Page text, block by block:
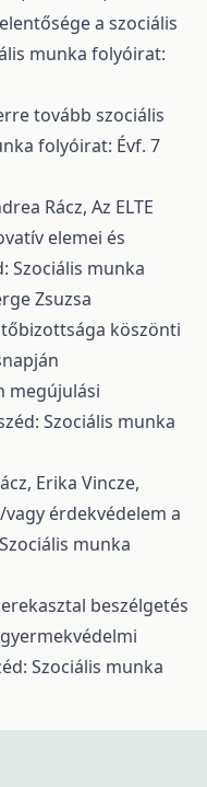
a szociális
munka folyóirat:
tovább szociális
folyóirat: Évf. 7
Rácz, Az ELTE
elemei és
Szociális munka
Zsuzsa
köszönti
megújulási
Szociális munka
Erika Vincze,
érdekvédelem a
munka
beszélgetés
gyermekvédelmi
Szociális munka